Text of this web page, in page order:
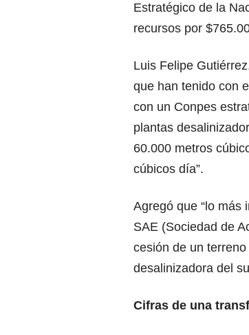
Estratégico de la
recursos por
Luis Felipe
que han tenido con
con un Conpes
plantas
60.000 metros
cúbicos día”.
Agregó que “lo más
SAE (Sociedad de
cesión de un
desalinizadora del
Cifras de una